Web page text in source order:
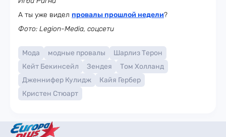
А ты уже видел провалы прошлой недели?
Фото: Legion-Media, соцсети
Мода модные провалы
Шарлиз Терон
Кейт Бекинсейл
Зендея
Том Холланд
Дженнифер Кулидж
Кайя Гербер
Кристен Стюарт